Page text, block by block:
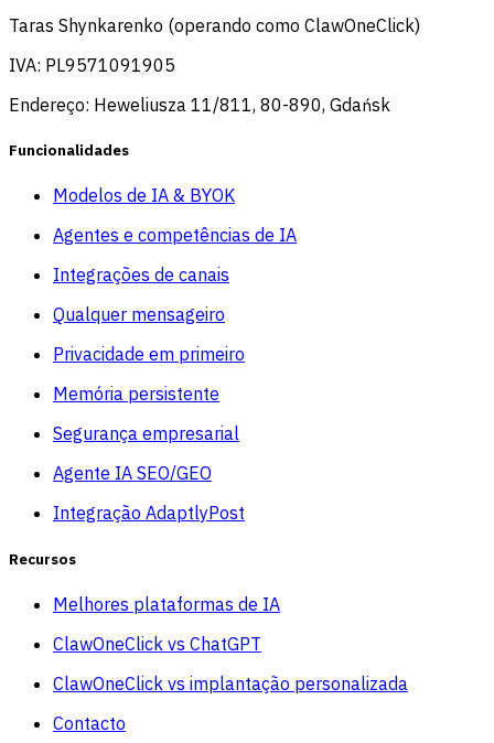
Taras Shynkarenko (operando como ClawOneClick)
IVA: PL9571091905
Endereço: Heweliusza 11/811, 80-890, Gdańsk
Funcionalidades
Modelos de IA & BYOK
Agentes e competências de IA
Integrações de canais
Qualquer mensageiro
Privacidade em primeiro
Memória persistente
Segurança empresarial
Agente IA SEO/GEO
Integração AdaptlyPost
Recursos
Melhores plataformas de IA
ClawOneClick vs ChatGPT
ClawOneClick vs implantação personalizada
Contacto